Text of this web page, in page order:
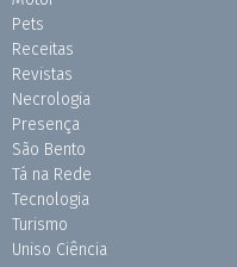
Pets
Receitas
Revistas
Necrologia
Presença
São Bento
Tá na Rede
Tecnologia
Turismo
Uniso Ciência